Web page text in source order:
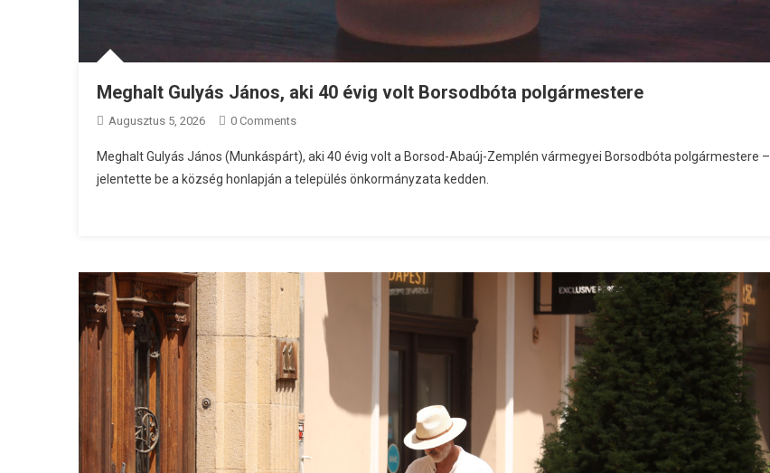
Meghalt Gulyás János, aki 40 évig volt Borsodbóta polgármestere
Augusztus 5, 2026 0 Comments
Meghalt Gulyás János (Munkáspárt), aki 40 évig volt a Borsod-Abaúj-Zemplén vármegyei Borsodbóta polgármestere –
jelentette be a község honlapján a település önkormányzata kedden.